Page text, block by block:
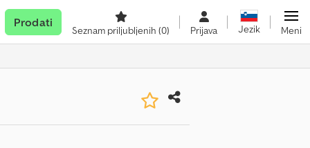
Prodati
Seznam priljubljenih (0) Prijava Jezik Meni